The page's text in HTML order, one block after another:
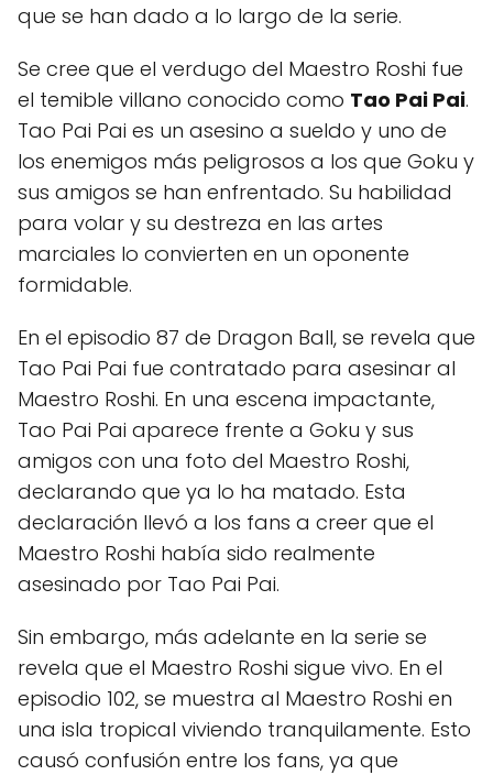
que se han dado a lo largo de la serie.
Se cree que el verdugo del Maestro Roshi fue
el temible villano conocido como Tao Pai Pai.
Tao Pai Pai es un asesino a sueldo y uno de
los enemigos más peligrosos a los que Goku y
sus amigos se han enfrentado. Su habilidad
para volar y su destreza en las artes
marciales lo convierten en un oponente
formidable.
En el episodio 87 de Dragon Ball, se revela que
Tao Pai Pai fue contratado para asesinar al
Maestro Roshi. En una escena impactante,
Tao Pai Pai aparece frente a Goku y sus
amigos con una foto del Maestro Roshi,
declarando que ya lo ha matado. Esta
declaración llevó a los fans a creer que el
Maestro Roshi había sido realmente
asesinado por Tao Pai Pai.
Sin embargo, más adelante en la serie se
revela que el Maestro Roshi sigue vivo. En el
episodio 102, se muestra al Maestro Roshi en
una isla tropical viviendo tranquilamente. Esto
causó confusión entre los fans, ya que